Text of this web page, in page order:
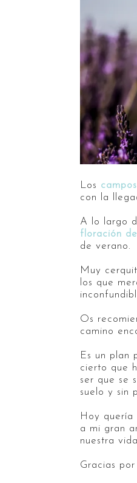
Los
con la
A lo largo
floración
de verano.
Muy
los que
Os
camino
Es un plan
cierto que
ser que se
suelo y sin
Hoy quería
a mi gran
nuestra
Gracias